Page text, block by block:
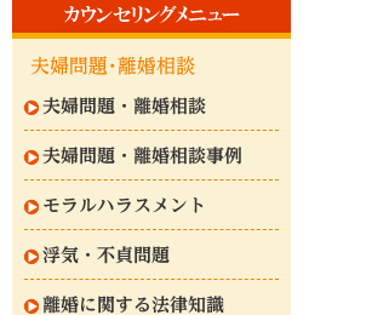
夫婦問題・離婚相談
夫婦問題・離婚相談事例
モラルハラスメント
浮気・不貞問題
離婚に関する法律知識